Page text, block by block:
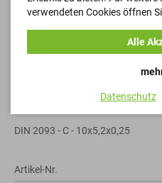
Tellerfedern
DIN 2093 - C - 10x5,2x0,25
Artikel-Nr.
verwendeten Cookies öffnen
Alle
Datenschutz